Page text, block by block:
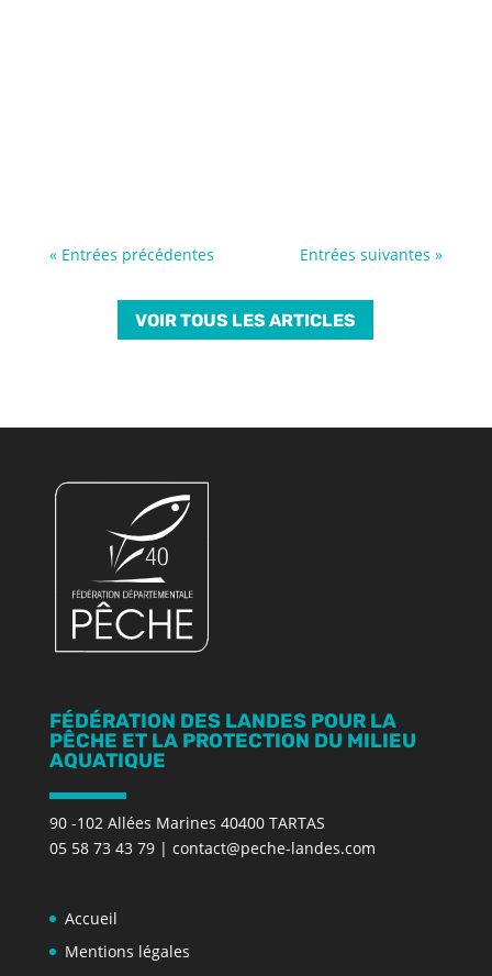
« Entrées précédentes Entrées suivantes »
VOIR TOUS LES ARTICLES
FÉDÉRATION DES LANDES POUR LA
PÊCHE ET LA PROTECTION DU MILIEU
AQUATIQUE
90 -102 Allées Marines 40400 TARTAS
05 58 73 43 79| contact@peche-landes.com
Accueil
Mentions légales